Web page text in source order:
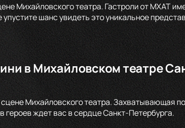
Михайловского театра. Гастроли от МХАТ
шанс увидеть это уникальное
в Михайловском театре
Михайловского театра. Захватывающая
ждет вас в сердце Санкт-Петербурга.